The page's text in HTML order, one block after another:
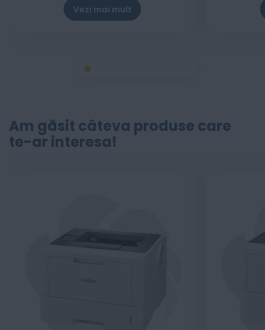
Vezi mai mult
Am găsit câteva produse care
te-ar interesa!